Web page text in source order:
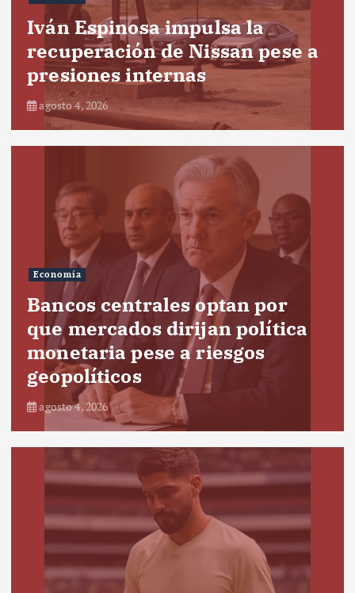
Iván Espinosa impulsa la
recuperación de Nissan pese a
presiones internas
agosto 4, 2026
Economía
Bancos centrales optan por
que mercados dirijan política
monetaria pese a riesgos
geopolíticos
agosto 4, 2026